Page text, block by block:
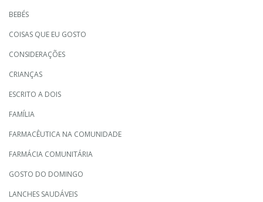
BEBÉS
COISAS QUE EU GOSTO
CONSIDERAÇÕES
CRIANÇAS
ESCRITO A DOIS
FAMÍLIA
FARMACÊUTICA NA COMUNIDADE
FARMÁCIA COMUNITÁRIA
GOSTO DO DOMINGO
LANCHES SAUDÁVEIS